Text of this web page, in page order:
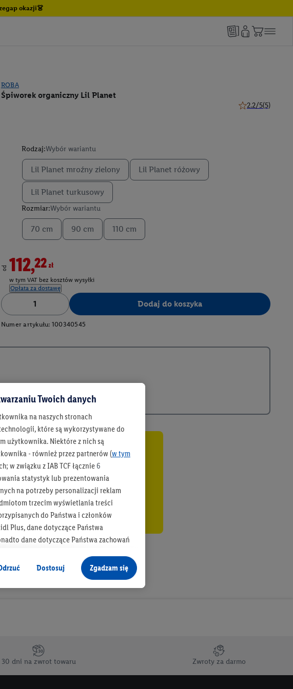
okazji👗
ROBA
Śpiworek organiczny Lil Planet
2.2/5(5)
Rodzaj:Wybór wariantu
Lil Planet mroźny zielony Lil Planet różowy
Lil Planet turkusowy
Rozmiar:Wybór wariantu
70 cm 90 cm 110 cm
od 112,22zł
w tym VAT bez kosztów wysyłki
Opłata za dostawę
Dodaj do koszyka
Numer artykułu: 100340545
bieżąco
newsletter Lidla
się!
30 dni na zwrot towaru Zwroty za darmo
Twoich danych
na naszych stronach
które są wykorzystywane do
użytkownika. Niektóre z nich są
- również przez partnerów (w tym
w związku z IAB TCF łącznie 6
statystyk lub prezentowania
na potrzeby personalizacji reklam
trzecim wyświetlania treści
do Państwa i członków
Plus, dane dotyczące Państwa
dane dotyczące Państwa zachowań
danych
również wzbogacane o dane z innych
lokalizacji), również przez różne
do informacji na urządzeniach
badania grup docelowych,
wyświetlania konkretnych treści.
Dostosuj Zgadzam się